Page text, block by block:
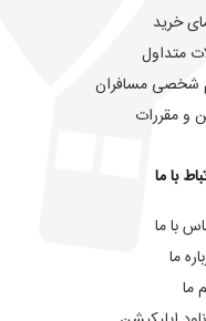
خرید
متداول
شخصی مسافران
و مقررات
با ما
با ما
ما
ما